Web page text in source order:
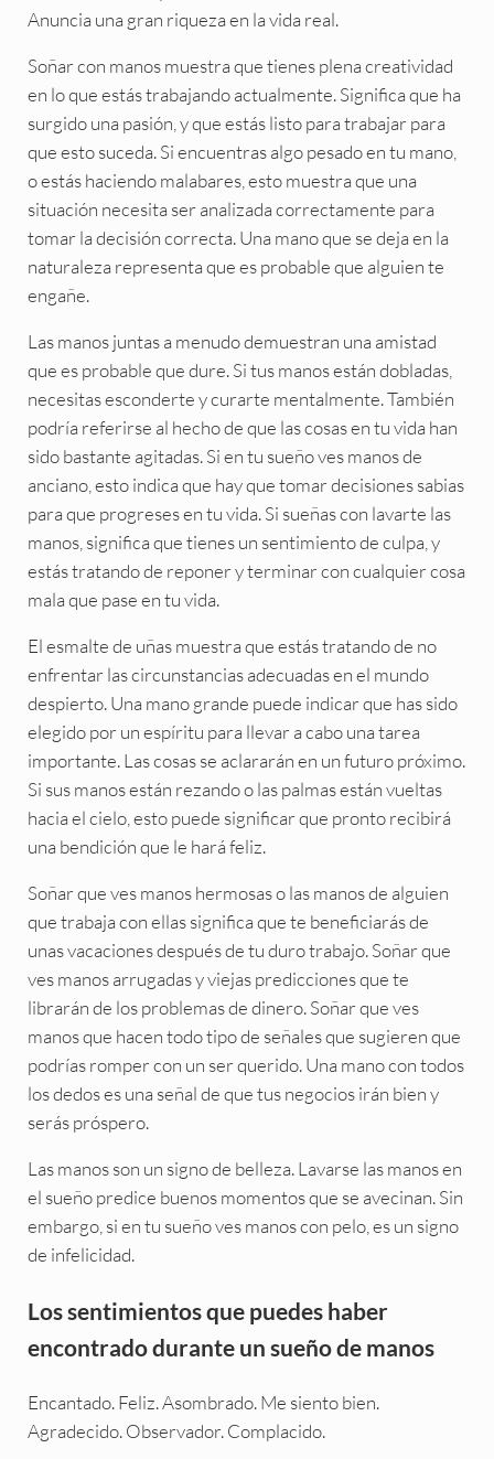
Anuncia una gran riqueza en la vida real.
Soñar con manos muestra que tienes plena creatividad
en lo que estás trabajando actualmente. Significa que ha
surgido una pasión, y que estás listo para trabajar para
que esto suceda. Si encuentras algo pesado en tu mano,
o estás haciendo malabares, esto muestra que una
situación necesita ser analizada correctamente para
tomar la decisión correcta. Una mano que se deja en la
naturaleza representa que es probable que alguien te
engañe.
Las manos juntas a menudo demuestran una amistad
que es probable que dure. Si tus manos están dobladas,
necesitas esconderte y curarte mentalmente. También
podría referirse al hecho de que las cosas en tu vida han
sido bastante agitadas. Si en tu sueño ves manos de
anciano, esto indica que hay que tomar decisiones sabias
para que progreses en tu vida. Si sueñas con lavarte las
manos, significa que tienes un sentimiento de culpa, y
estás tratando de reponer y terminar con cualquier cosa
mala que pase en tu vida.
El esmalte de uñas muestra que estás tratando de no
enfrentar las circunstancias adecuadas en el mundo
despierto. Una mano grande puede indicar que has sido
elegido por un espíritu para llevar a cabo una tarea
importante. Las cosas se aclararán en un futuro próximo.
Si sus manos están rezando o las palmas están vueltas
hacia el cielo, esto puede significar que pronto recibirá
una bendición que le hará feliz.
Soñar que ves manos hermosas o las manos de alguien
que trabaja con ellas significa que te beneficiarás de
unas vacaciones después de tu duro trabajo. Soñar que
ves manos arrugadas y viejas predicciones que te
librarán de los problemas de dinero. Soñar que ves
manos que hacen todo tipo de señales que sugieren que
podrías romper con un ser querido. Una mano con todos
los dedos es una señal de que tus negocios irán bien y
serás próspero.
Las manos son un signo de belleza. Lavarse las manos en
el sueño predice buenos momentos que se avecinan. Sin
embargo, si en tu sueño ves manos con pelo, es un signo
de infelicidad.
Los sentimientos que puedes haber
encontrado durante un sueño de manos
Encantado. Feliz. Asombrado. Me siento bien.
Agradecido. Observador. Complacido.